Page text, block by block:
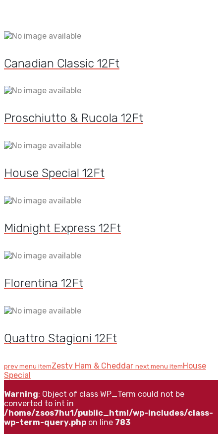
Canadian Classic 12Ft
Proschiutto & Rucola 12Ft
House Special 12Ft
Midnight Express 12Ft
Florentina 12Ft
Quattro Stagioni 12Ft
prev menu itemZesty Ham & Cheddar next menu itemHouse
Special
Warning: Object of class WP_Term could not be
converted to int in
/home/zsos7hu1/public_html/wp-includes/class-
wp-term-query.php on line 783